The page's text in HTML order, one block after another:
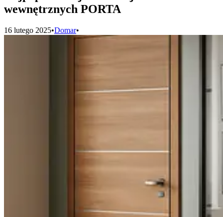
wewnętrznych PORTA
16 lutego 2025•Domar•